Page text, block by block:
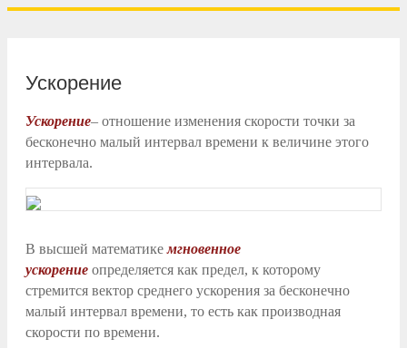
Ускорение
Ускорение– отношение изменения скорости точки за
бесконечно малый интервал времени к величине этого
интервала.
В высшей математикемгновенное
ускорение определяется как предел, к которому
стремится вектор среднего ускорения за бесконечно
малый интервал времени, то есть как производная
скорости по времени.